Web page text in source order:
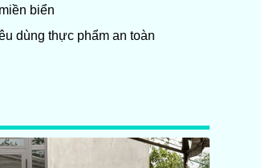
biển
dùng thực phẩm an toàn